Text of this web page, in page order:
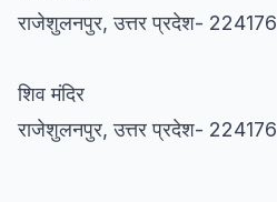
राजेशुलनपुर, उत्तर प्रदेश- 224176
शिव मंदिर
राजेशुलनपुर, उत्तर प्रदेश- 224176